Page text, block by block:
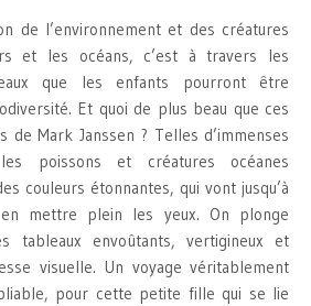
de l’environnement et des créatures
et les océans, c’est à travers les
que les enfants pourront être
Et quoi de plus beau que ces
de Mark Janssen ? Telles d’immenses
poissons et créatures océanes
couleurs étonnantes, qui vont jusqu’à
mettre plein les yeux. On plonge
tableaux envoûtants, vertigineux et
visuelle. Un voyage véritablement
pour cette petite fille qui se lie